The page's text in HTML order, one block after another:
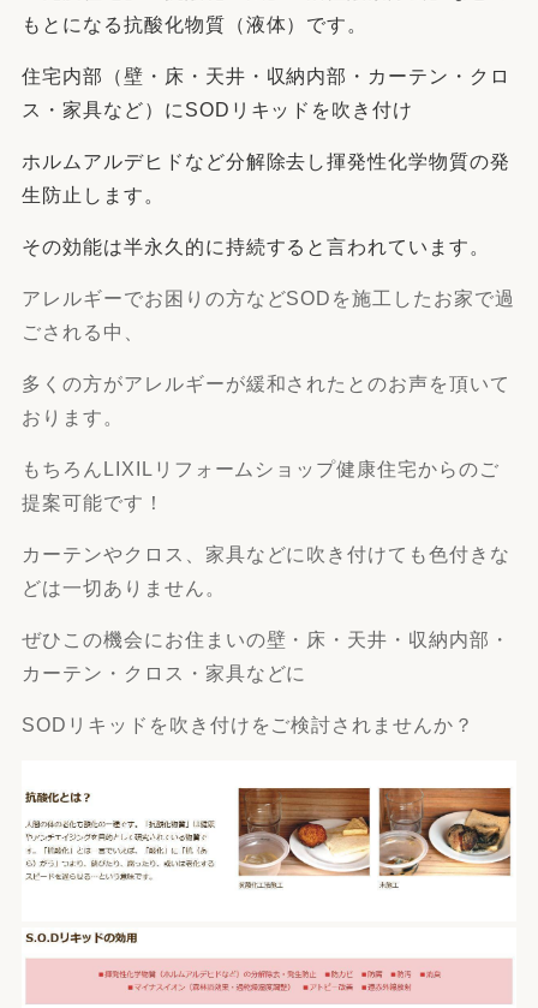
もとになる抗酸化物質（液体）です。
住宅内部（壁・床・天井・収納内部・カーテン・クロ
ス・家具など）にSODリキッドを吹き付け
ホルムアルデヒドなど分解除去し揮発性化学物質の発
生防止します。
その効能は半永久的に持続すると言われています。
アレルギーでお困りの方などSODを施工したお家で過
ごされる中、
多くの方がアレルギーが緩和されたとのお声を頂いて
おります。
もちろん LIXILリフォームショップ健康住宅からのご
提案可能です！
カーテンやクロス、家具などに吹き付けても色付きな
どは一切ありません。
ぜひこの機会にお住まいの壁・床・天井・収納内部・
カーテン・クロス・家具などに
SODリキッドを吹き付けをご検討されませんか？